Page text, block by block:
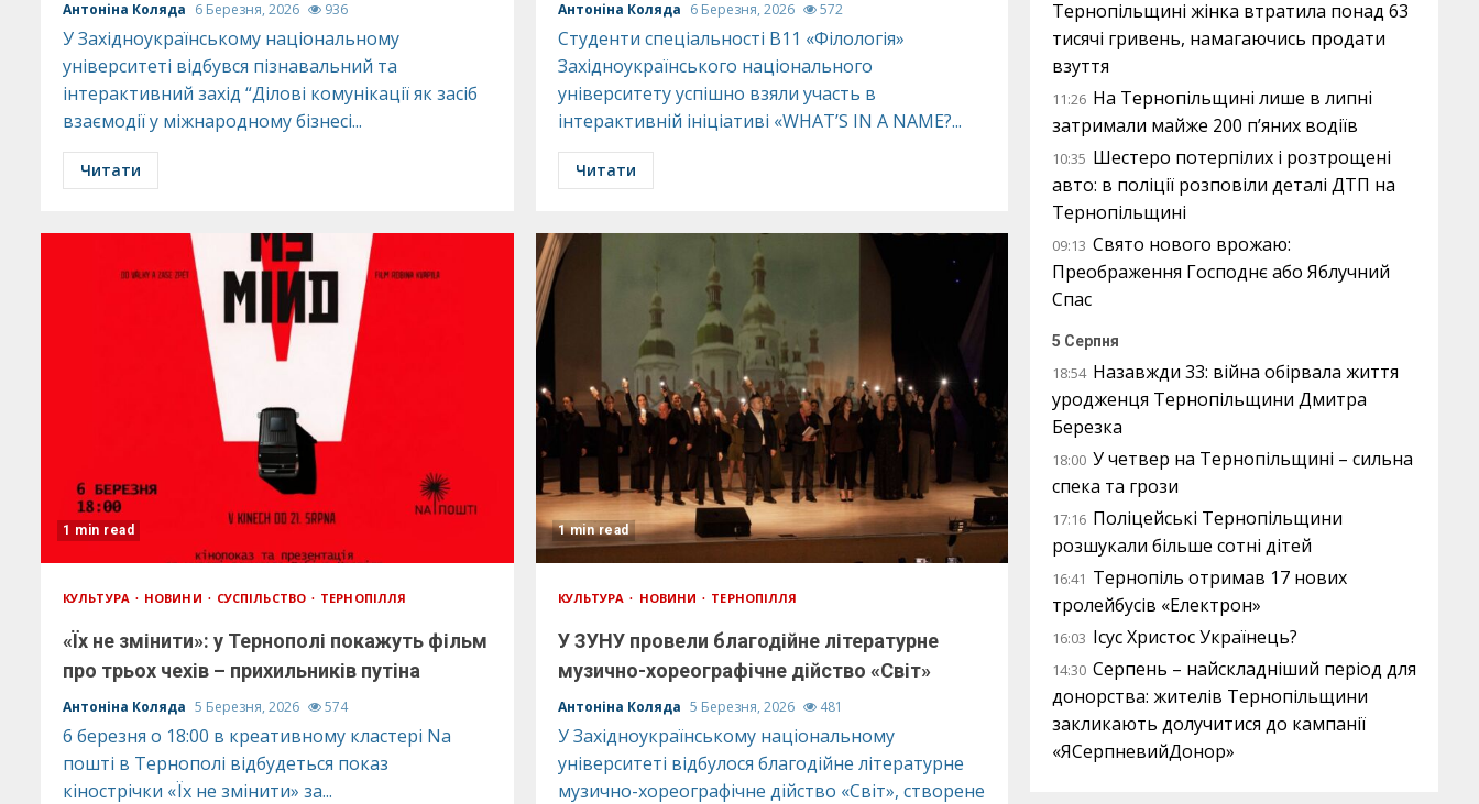
Антоніна Коляда 6 Березня, 2026 936
У Західноукраїнському національному
університеті відбувся пізнавальний та
інтерактивний захід “Ділові комунікації як засіб
взаємодії у міжнародному бізнесі...
Читати
Антоніна Коляда 6 Березня, 2026 572
Студенти спеціальності В11 «Філологія»
Західноукраїнського національного
університету успішно взяли участь в
інтерактивній ініціативі «WHAT’S IN A NAME?...
Читати
1 min read
КУЛЬТУРА НОВИНИ СУСПІЛЬСТВО ТЕРНОПІЛЛЯ
«Їх не змінити»: у Тернополі покажуть фільм
про трьох чехів – прихильників путіна
Антоніна Коляда 5 Березня, 2026 574
6 березня о 18:00 в креативному кластері Nа
пошті в Тернополі відбудеться показ
кінострічки «Їх не змінити» за...
1 min read
КУЛЬТУРА НОВИНИ ТЕРНОПІЛЛЯ
У ЗУНУ провели благодійне літературне
музично-хореографічне дійство «Світ»
Антоніна Коляда 5 Березня, 2026 481
У Західноукраїнському національному
університеті відбулося благодійне літературне
музично-хореографічне дійство «Світ», створене
Тернопільщині жінка втратила понад 63
тисячі гривень, намагаючись продати
взуття
11:26 На Тернопільщині лише в липні
затримали майже 200 п’яних водіїв
10:35 Шестеро потерпілих і розтрощені
авто: в поліції розповіли деталі ДТП на
Тернопільщині
09:13 Свято нового врожаю:
Преображення Господнє або Яблучний
Спас
5 Серпня
18:54 Назавжди 33: війна обірвала життя
уродженця Тернопільщини Дмитра
Березка
18:00 У четвер на Тернопільщині – сильна
спека та грози
17:16 Поліцейські Тернопільщини
розшукали більше сотні дітей
16:41 Тернопіль отримав 17 нових
тролейбусів «Електрон»
16:03 Ісус Христос Українець?
14:30 Серпень – найскладніший період для
донорства: жителів Тернопільщини
закликають долучитися до кампанії
«ЯСерпневийДонор»